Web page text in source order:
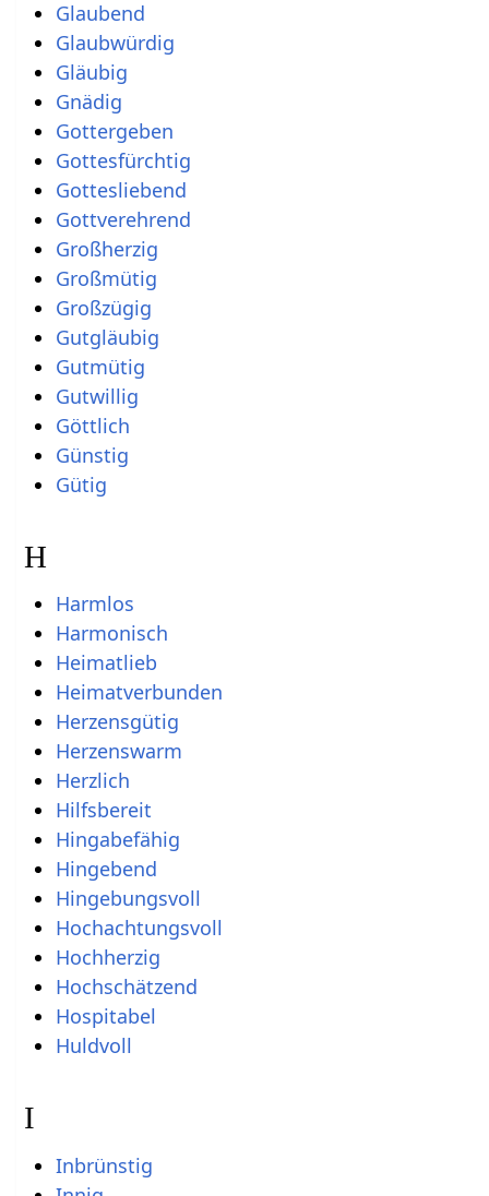
Glaubend
Glaubwürdig
Gläubig
Gnädig
Gottergeben
Gottesfürchtig
Gottesliebend
Gottverehrend
Großherzig
Großmütig
Großzügig
Gutgläubig
Gutmütig
Gutwillig
Göttlich
Günstig
Gütig
H
Harmlos
Harmonisch
Heimatlieb
Heimatverbunden
Herzensgütig
Herzenswarm
Herzlich
Hilfsbereit
Hingabefähig
Hingebend
Hingebungsvoll
Hochachtungsvoll
Hochherzig
Hochschätzend
Hospitabel
Huldvoll
I
Inbrünstig